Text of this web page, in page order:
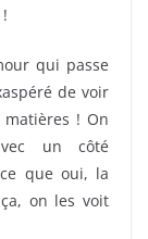
qui passe
de voir
! On
un côté
que oui, la
on les voit